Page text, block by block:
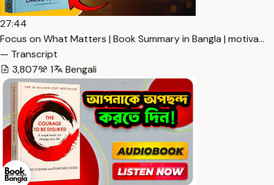
27:44
Focus on What Matters | Book Summary in Bangla | motiva…
— Transcript
3,807
1 Bengali